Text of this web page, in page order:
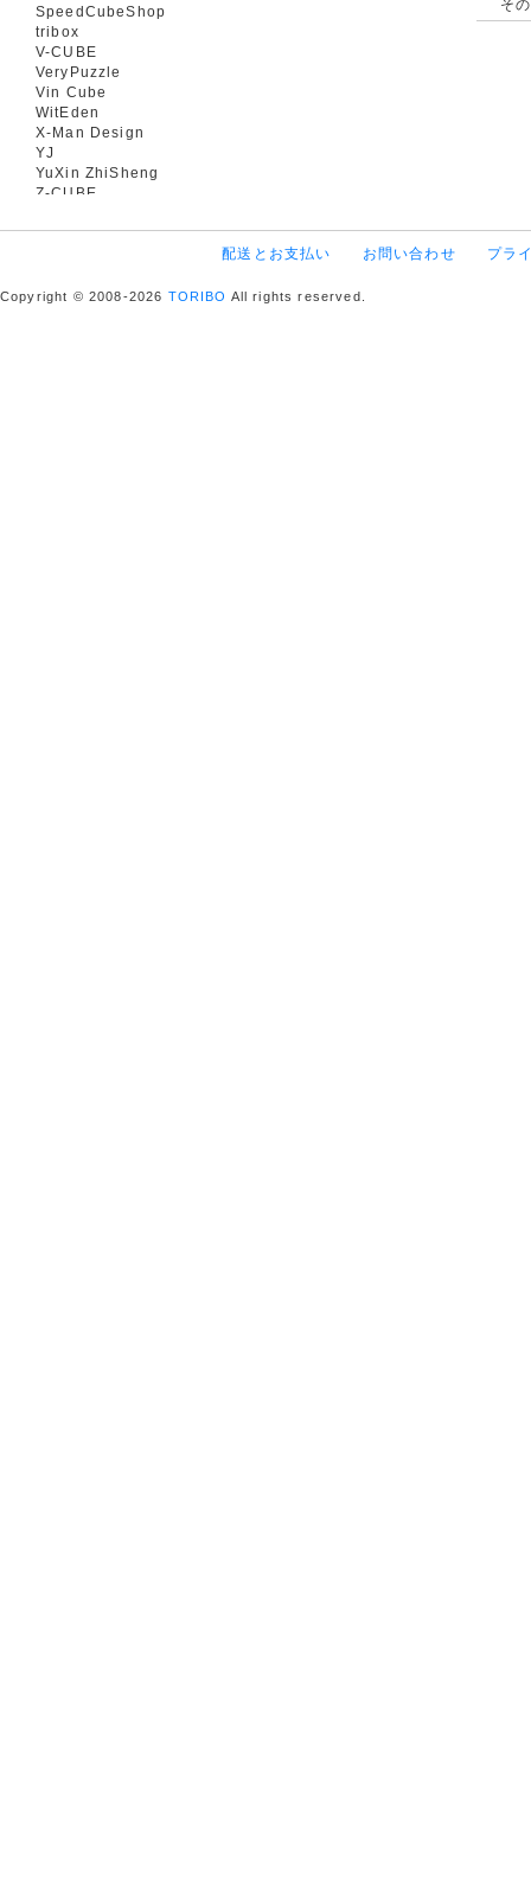
SpeedCubeShop
tribox
V-CUBE
VeryPuzzle
Vin Cube
WitEden
X-Man Design
YJ
YuXin ZhiSheng
Z-CUBE
そ
配送とお支払い お問い合わせ プラ
Copyright © 2008-2026 TORIBO All rights reserved.